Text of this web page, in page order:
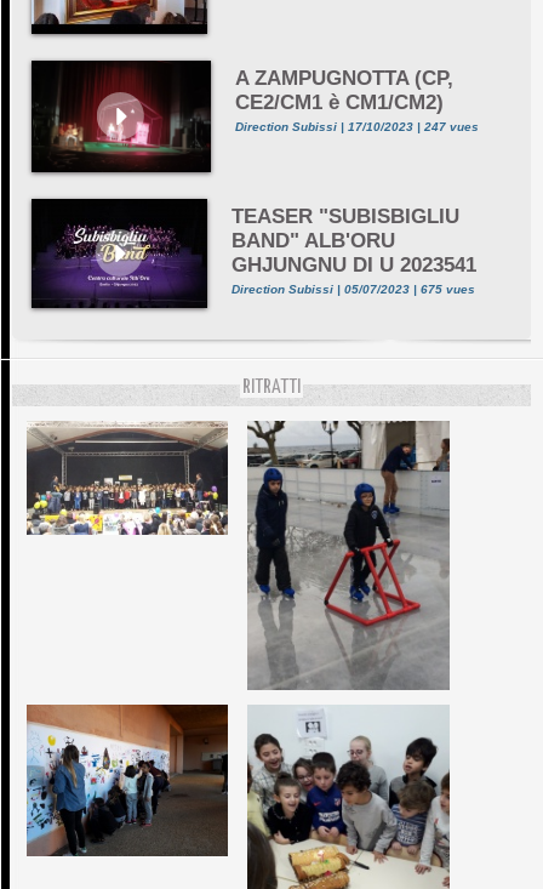
A ZAMPUGNOTTA (CP,
CE2/CM1 è CM1/CM2)
Direction Subissi | 17/10/2023 | 247 vues
TEASER "SUBISBIGLIU
BAND" ALB'ORU
GHJUNGNU DI U 2023541
Direction Subissi | 05/07/2023 | 675 vues
RITRATTI